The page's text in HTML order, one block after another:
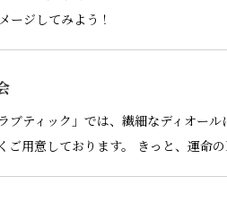
ージしてみよう！
ブティック」では、繊細なディオール
ご用意しております。 きっと、運命